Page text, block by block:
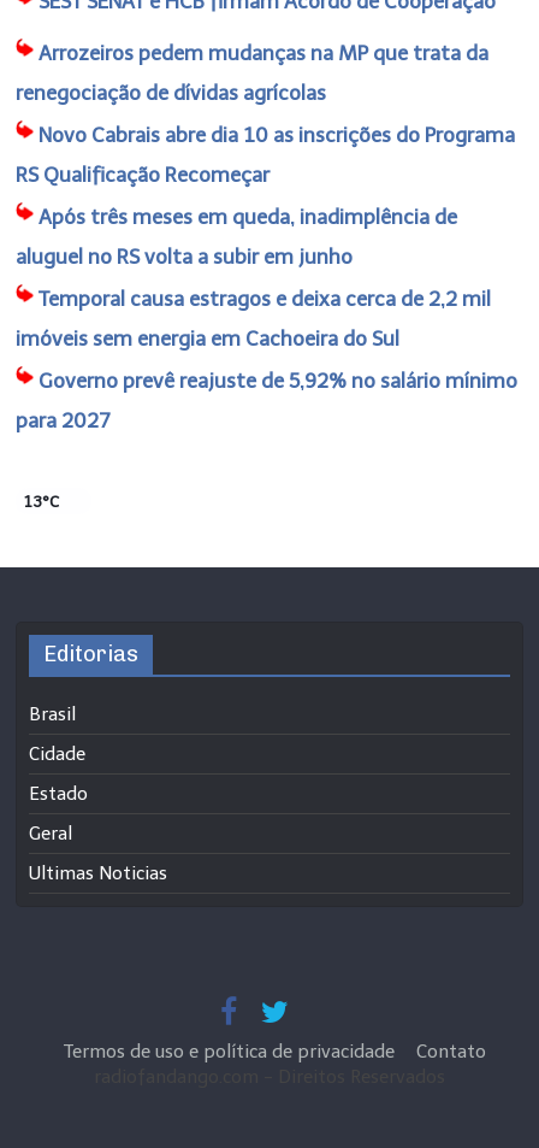
Arrozeiros pedem mudanças na MP que trata da
renegociação de dívidas agrícolas
Novo Cabrais abre dia 10 as inscrições do Programa
RS Qualificação Recomeçar
Após três meses em queda, inadimplência de
aluguel no RS volta a subir em junho
Temporal causa estragos e deixa cerca de 2,2 mil
imóveis sem energia em Cachoeira do Sul
Governo prevê reajuste de 5,92% no salário mínimo
para 2027
13°C
Editorias
Brasil
Cidade
Estado
Geral
Ultimas Noticias
Termos de uso e política de privacidade
Contato